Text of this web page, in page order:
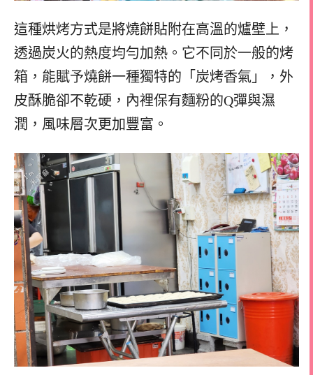
這種烘烤方式是將燒餅貼附在高溫的爐壁上，
透過炭火的熱度均勻加熱。它不同於一般的烤
箱，能賦予燒餅一種獨特的「炭烤香氣」，外
皮酥脆卻不乾硬，內裡保有麵粉的Q彈與濕
潤，風味層次更加豐富。